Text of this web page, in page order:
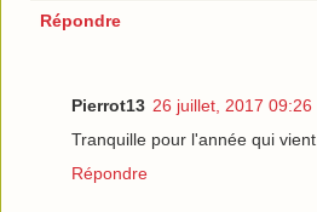
Répondre
Pierrot13 26 juillet, 2017 09:26
Tranquille pour l'année qui vient.
Répondre